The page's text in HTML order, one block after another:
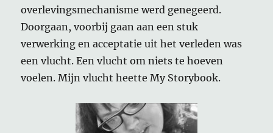
overlevingsmechanisme werd genegeerd.
Doorgaan, voorbij gaan aan een stuk
verwerking en acceptatie uit het verleden was
een vlucht. Een vlucht om niets te hoeven
voelen. Mijn vlucht heette My Storybook.